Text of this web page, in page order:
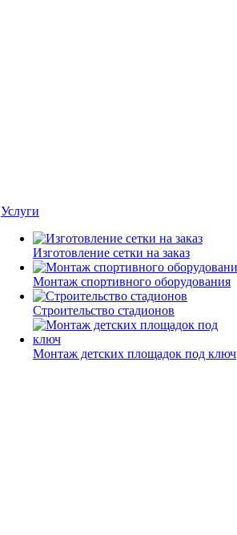
Услуги
Изготовление сетки на заказ
Монтаж спортивного оборудования
Строительство стадионов
Монтаж детских площадок под ключ